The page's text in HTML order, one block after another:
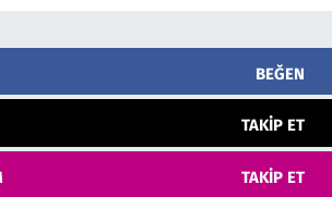
BEĞEN
TAKIP ET
TAKIP ET